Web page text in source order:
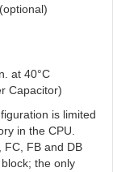
at 40°C
Capacitor)
is limited
in the CPU.
FC, FB and DB
the only